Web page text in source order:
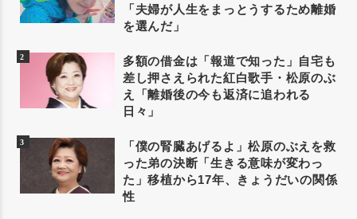
「夫婦が人生をまっとうするため離婚
を選んだ」
多額の借金は「報道で知った」自宅も
差し押さえられた紅白歌手・松原のぶ
え「離婚後の今も返済に追われる
日々」
「僕の腎臓あげるよ」松原のぶえを救
った弟の決断「生きる意味が変わっ
た」移植から17年、きょうだいの関係
性